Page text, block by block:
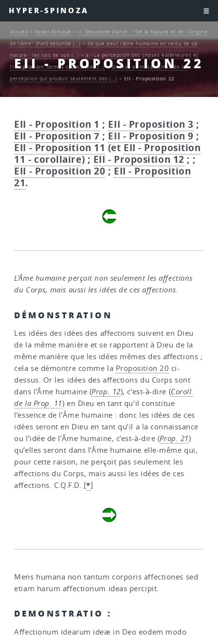
HYPER-SPINOZA
EII - PROPOSITION 22
Accueil > Hyper-Ethique > II. Deuxième Partie : "De la Nature et de l’Origine
de l’Âme" (Pars secunda (…)>Ce que peut l’âme humaine en vertu de sa
nature : les lois de son (…) >a - La perception des choses extérieures et
l’imagination, formes spontanées (…)>Genèse et mécanismes de la
perception qui produit seulement des (…) > EII - Proposition 22
EII - Proposition 1 ; EII - Proposition 3 ;
EII - Proposition 7 ; EII - Proposition 9 ;
EII - Proposition 11 (et EII - Proposition
11 - corollaire) ; EII - Proposition 12 ; ;
EII - Proposition 20 ; EII - Proposition
21.
L’Âme humaine perçoit non seulement les affections
du Corps, mais aussi les idées de ces affections.
DÉMONSTRATION
Les idées des idées des affections suivent en Dieu
de la même manière et se rapportent à Dieu de la
même manière que les idées mêmes des affections ;
cela se démontre comme la Proposition 20 ci-
dessus. Or les idées des affections du Corps sont
dans l’Âme humaine (Prop. 12), c’est-à-dire (Coroll.
de la Prop. 11) en Dieu en tant qu’il constitue
l’essence de l’Âme humaine : donc les idées de ces
idées seront en Dieu en tant qu’il a la connaissance
ou l’idée de l’Âme humaine, c’est-à-dire (Prop. 21)
qu’elles seront dans l’Âme humaine elle-même qui,
pour cette raison, ne perçoit pas seulement les
affections du Corps, mais aussi les idées de ces
affections. C.Q.F.D. [*]
Mens humana non tantum corporis affectiones sed
etiam harum affectionum ideas percipit.
DEMONSTRATIO :
Affectionum idearum ideæ in Deo eodem modo